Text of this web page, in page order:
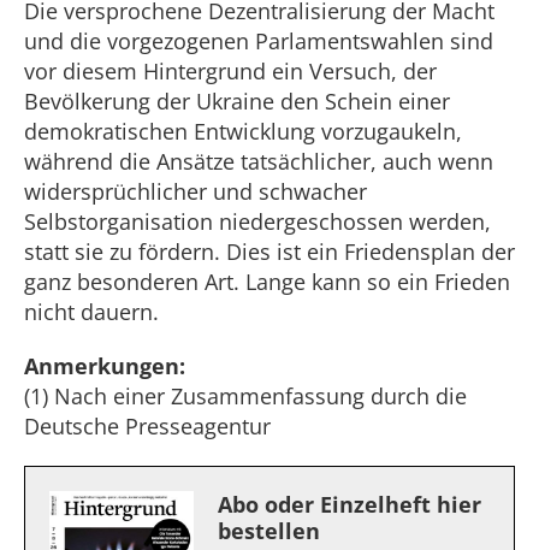
Die versprochene Dezentralisierung der Macht
und die vorgezogenen Parlamentswahlen sind
vor diesem Hintergrund ein Versuch, der
Bevölkerung der Ukraine den Schein einer
demokratischen Entwicklung vorzugaukeln,
während die Ansätze tatsächlicher, auch wenn
widersprüchlicher und schwacher
Selbstorganisation niedergeschossen werden,
statt sie zu fördern. Dies ist ein Friedensplan der
ganz besonderen Art. Lange kann so ein Frieden
nicht dauern.
Anmerkungen:
(1) Nach einer Zusammenfassung durch die
Deutsche Presseagentur
Abo oder Einzelheft hier
bestellen